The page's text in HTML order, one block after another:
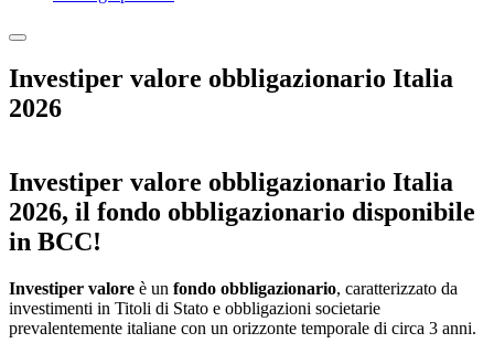
Investiper valore obbligazionario Italia
2026
Investiper valore obbligazionario Italia
2026, il fondo obbligazionario disponibile
in BCC!
Investiper valore è un fondo obbligazionario, caratterizzato da
investimenti in Titoli di Stato e obbligazioni societarie
prevalentemente italiane con un orizzonte temporale di circa 3 anni.